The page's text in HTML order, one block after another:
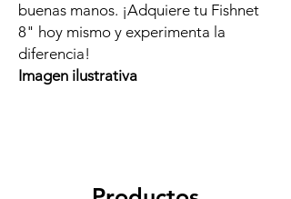
buenas manos. ¡Adquiere tu Fishnet
8" hoy mismo y experimenta la
diferencia!
Imagen ilustrativa